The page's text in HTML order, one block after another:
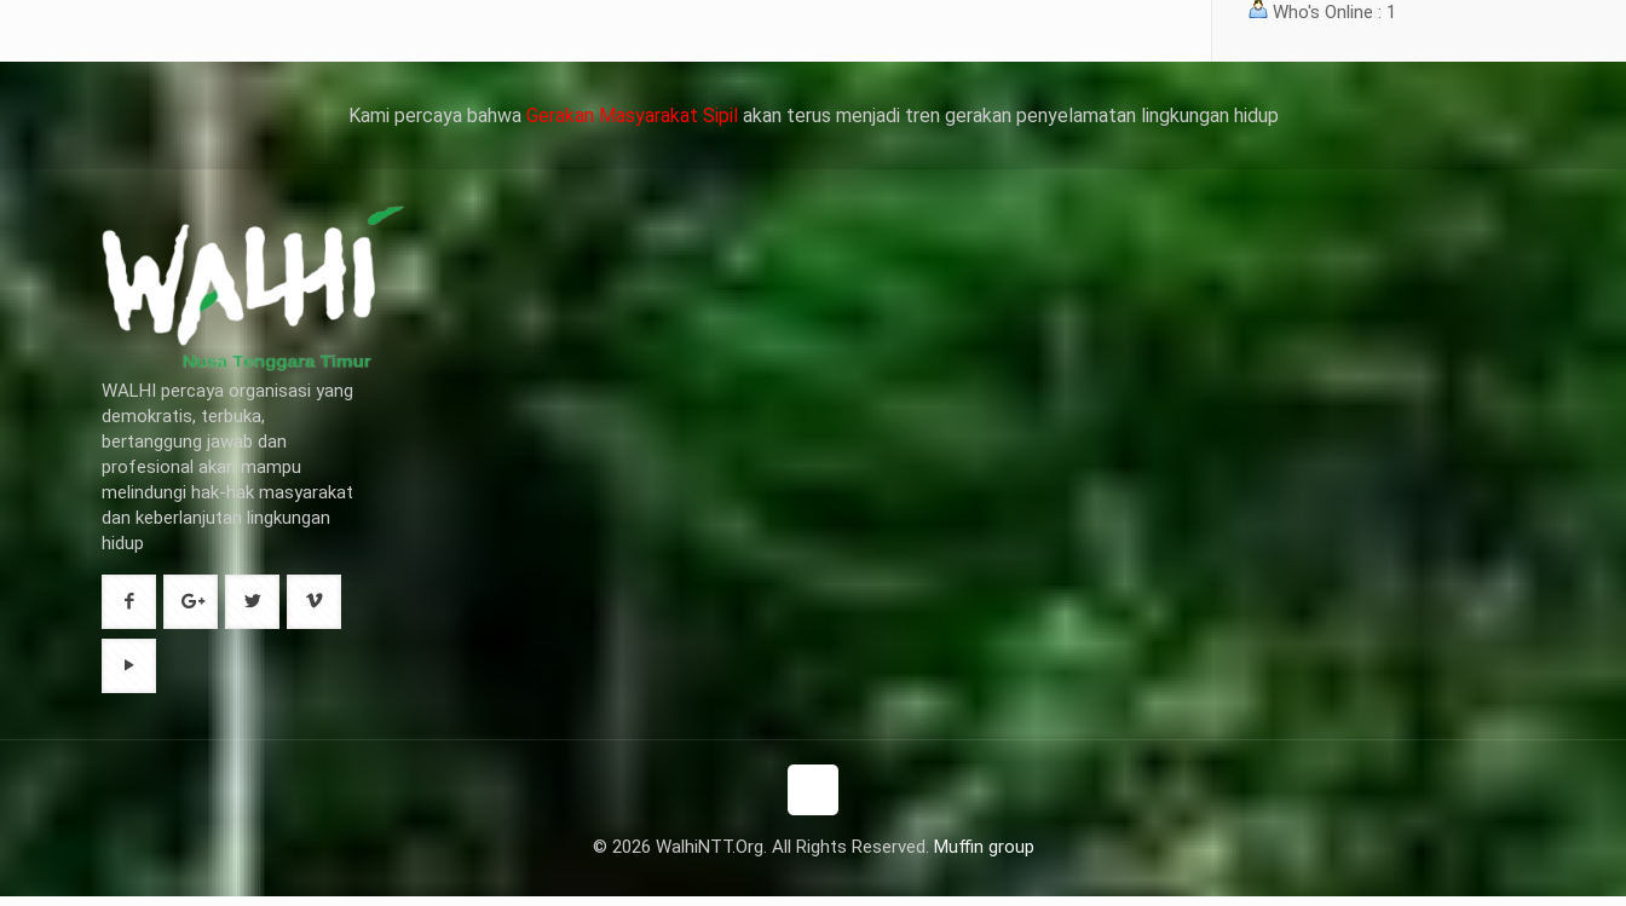
Who's Online : 1
Kami percaya bahwa Gerakan Masyarakat Sipilakan terus menjadi tren gerakan penyelamatan lingkungan hidup
WALHI percaya organisasi yang
demokratis, terbuka,
bertanggung jawab dan
profesional akan mampu
melindungi hak-hak masyarakat
dan keberlanjutan lingkungan
hidup
© 2026 WalhiNTT.Org. All Rights Reserved. Muffin group